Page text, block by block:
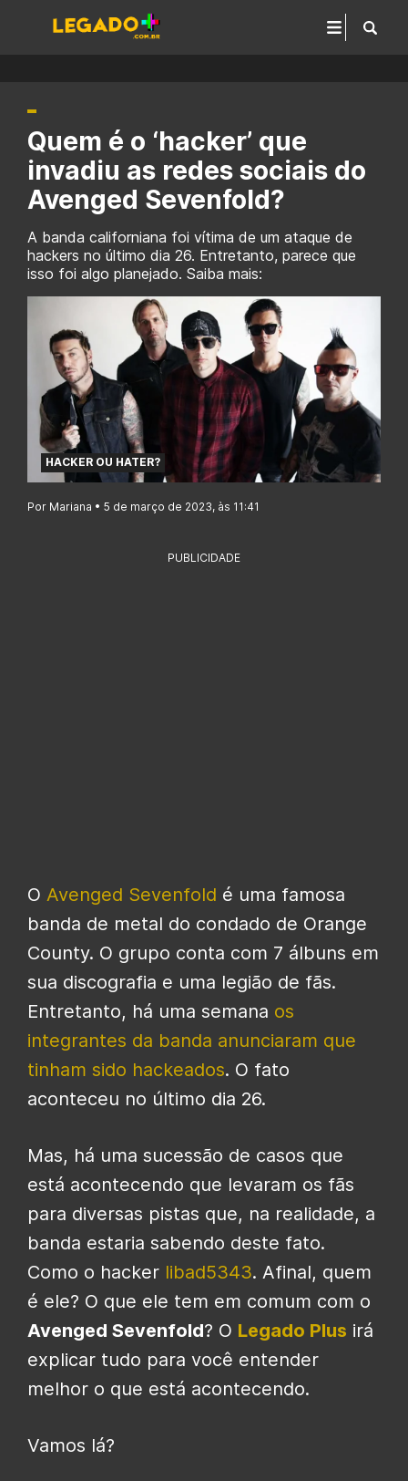
Quem é o ‘hacker’ que
invadiu as redes sociais do
Avenged Sevenfold?
A banda californiana foi vítima de um ataque de
hackers no último dia 26. Entretanto, parece que
isso foi algo planejado. Saiba mais:
HACKER OU HATER?
Por Mariana • 5 de março de 2023, às 11:41
PUBLICIDADE
O Avenged Sevenfold é uma famosa
banda de metal do condado de Orange
County. O grupo conta com 7 álbuns em
sua discografia e uma legião de fãs.
Entretanto, há uma semana os
integrantes da banda anunciaram que
tinham sido hackeados. O fato
aconteceu no último dia 26.
Mas, há uma sucessão de casos que
está acontecendo que levaram os fãs
para diversas pistas que, na realidade, a
banda estaria sabendo deste fato.
Como o hacker libad5343. Afinal, quem
é ele? O que ele tem em comum com o
Avenged Sevenfold? O Legado Plus irá
explicar tudo para você entender
melhor o que está acontecendo.
Vamos lá?